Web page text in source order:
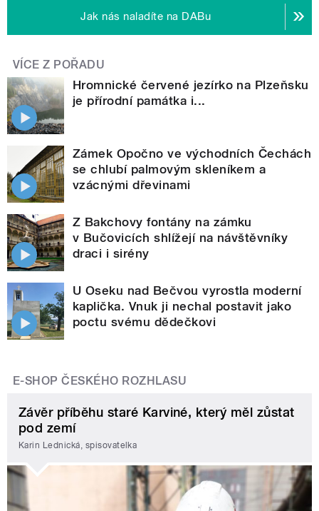
Jak nás naladíte na DABu
VÍCE Z POŘADU
Hromnické červené jezírko na Plzeňsku
je přírodní památka i...
Zámek Opočno ve východních Čechách
se chlubí palmovým skleníkem a
vzácnými dřevinami
Z Bakchovy fontány na zámku
v Bučovicích shlížejí na návštěvníky
draci i sirény
U Oseku nad Bečvou vyrostla moderní
kaplička. Vnuk ji nechal postavit jako
poctu svému dědečkovi
E-SHOP ČESKÉHO ROZHLASU
Závěr příběhu staré Karviné, který měl zůstat
pod zemí
Karin Lednická, spisovatelka